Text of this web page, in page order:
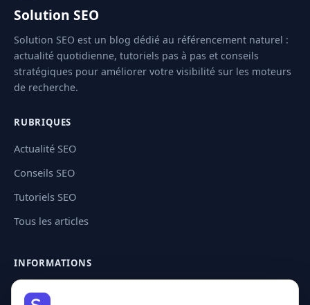
Solution SEO
Solution SEO est un blog dédié au référencement naturel :
actualité quotidienne, tutoriels pas à pas et conseils
stratégiques pour améliorer votre visibilité sur les moteurs
de recherche.
RUBRIQUES
Actualité SEO
Conseils SEO
Tutoriels SEO
Tous les articles
INFORMATIONS
Contact